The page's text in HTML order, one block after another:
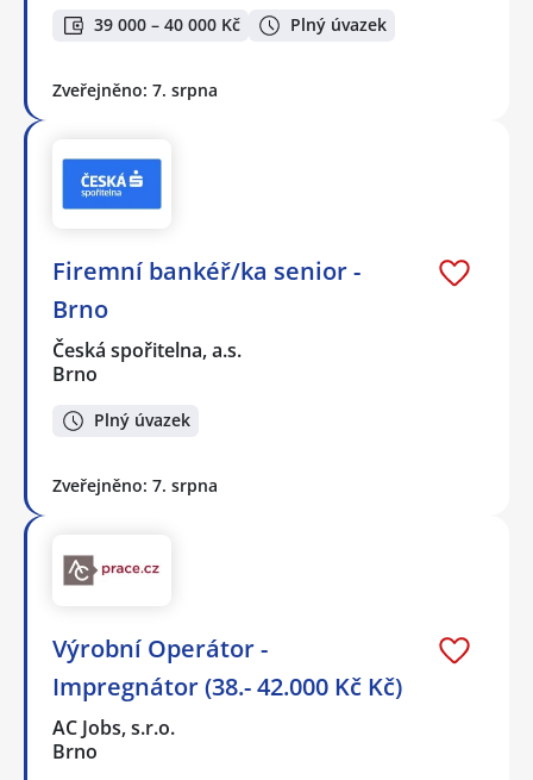
39 000 – 40 000 Kč Plný úvazek
Zveřejněno: 7. srpna
Firemní bankéř/ka senior -
Brno
Česká spořitelna, a.s.
Brno
Plný úvazek
Zveřejněno: 7. srpna
Výrobní Operátor -
Impregnátor (38.- 42.000 Kč Kč)
AC Jobs, s.r.o.
Brno